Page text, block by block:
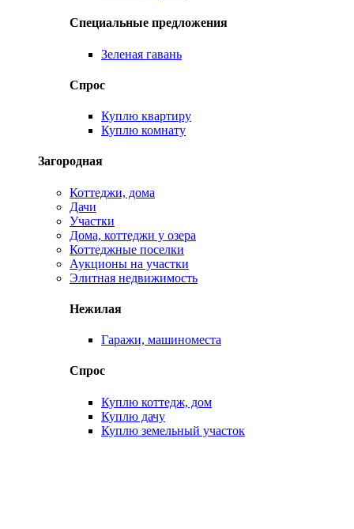
Специальные предложения
Зеленая гавань
Спрос
Куплю квартиру
Куплю комнату
Загородная
Коттеджи, дома
Дачи
Участки
Дома, коттеджи у озера
Коттеджные поселки
Аукционы на участки
Элитная недвижимость
Нежилая
Гаражи, машиноместа
Спрос
Куплю коттедж, дом
Куплю дачу
Куплю земельный участок